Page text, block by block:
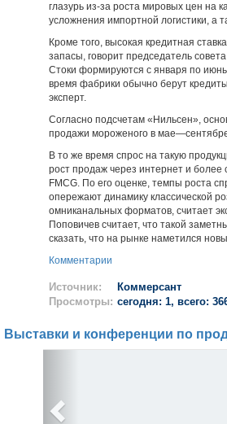
глазурь из-за роста мировых цен на
усложнения импортной логистики, а
Кроме того, высокая кредитная
запасы, говорит председатель
Стоки формируются с января по
время фабрики обычно берут
эксперт.
Согласно подсчетам «Нильсен»,
продажи мороженого в
В то же время спрос на такую
рост продаж через интернет и
FMCG. По его оценке, темпы роста
опережают динамику классической
омниканальных форматов, считает
Поповичев считает, что такой
сказать, что на рынке наметился
Комментарии
Источник:
Коммерсант
Просмотры: сегодня: 1, всего:
Выставки и конференции по